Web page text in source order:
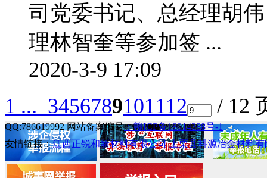
司党委书记、总经理胡
理林智奎等参加签 ...
2020-3-9 17:09
1 ... 3456789101112 / 12
QQ:786619992 网站备案编号：赣ICP备18014388号-1
友情链接：江西正锐和新材料有限公司 上栗县科源冶金材料有